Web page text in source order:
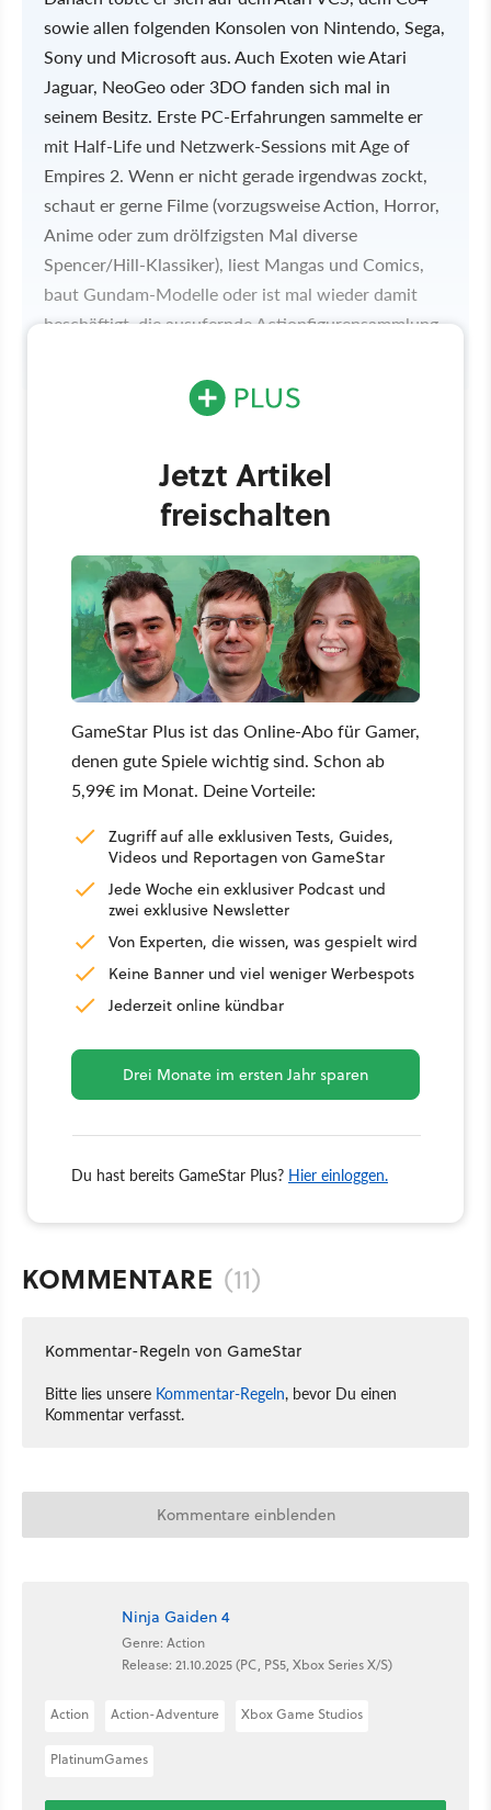
sowie allen folgenden Konsolen von Nintendo, Sega,
Sony und Microsoft aus. Auch Exoten wie Atari
Jaguar, NeoGeo oder 3DO fanden sich mal in
seinem Besitz. Erste PC-Erfahrungen sammelte er
mit Half-Life und Netzwerk-Sessions mit Age of
Empires 2. Wenn er nicht gerade irgendwas zockt,
schaut er gerne Filme (vorzugsweise Action, Horror,
Anime oder zum drölfzigsten Mal diverse
Spencer/Hill-Klassiker), liest Mangas und Comics,
baut Gundam-Modelle oder ist mal wieder damit
beschäftigt, die ausufernde Actionfigurensammlung
Jetzt Artikel
freischalten
GameStar Plus ist das Online-Abo für Gamer,
denen gute Spiele wichtig sind. Schon ab
5,99€ im Monat. Deine Vorteile:
Zugriff auf alle exklusiven Tests, Guides,
Videos und Reportagen von GameStar
Jede Woche ein exklusiver Podcast und
zwei exklusive Newsletter
Von Experten, die wissen, was gespielt wird
Keine Banner und viel weniger Werbespots
Jederzeit online kündbar
Drei Monate im ersten Jahr sparen
Du hast bereits GameStar Plus? Hier einloggen.
KOMMENTARE (11)
Kommentar-Regeln von GameStar
Bitte lies unsere Kommentar-Regeln, bevor Du einen
Kommentar verfasst.
Kommentare einblenden
Ninja Gaiden 4
Genre: Action
Release: 21.10.2025 (PC, PS5, Xbox Series X/S)
Action Action-Adventure Xbox Game Studios
PlatinumGames